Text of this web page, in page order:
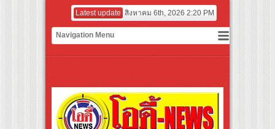
Latest update สิงหาคม 6th, 2026 2:20 PM